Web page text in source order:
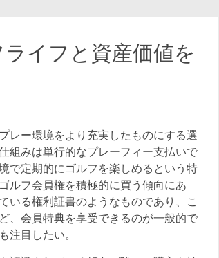
イフと資産価値を
レー環境をより充実したものにする選
組みは単行的なプレーフィー支払いで
で定期的にゴルフを楽しめるという特
ルフ会員権を積極的に買う傾向にあ
いる権利証書のようなものであり、こ
、会員特典を享受できるのが一般的で
注目したい。